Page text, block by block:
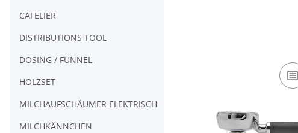
CAFELIER
DISTRIBUTIONS TOOL
DOSING / FUNNEL
HOLZSET
MILCHAUFSCHÄUMER ELEKTRISCH
MILCHKÄNNCHEN